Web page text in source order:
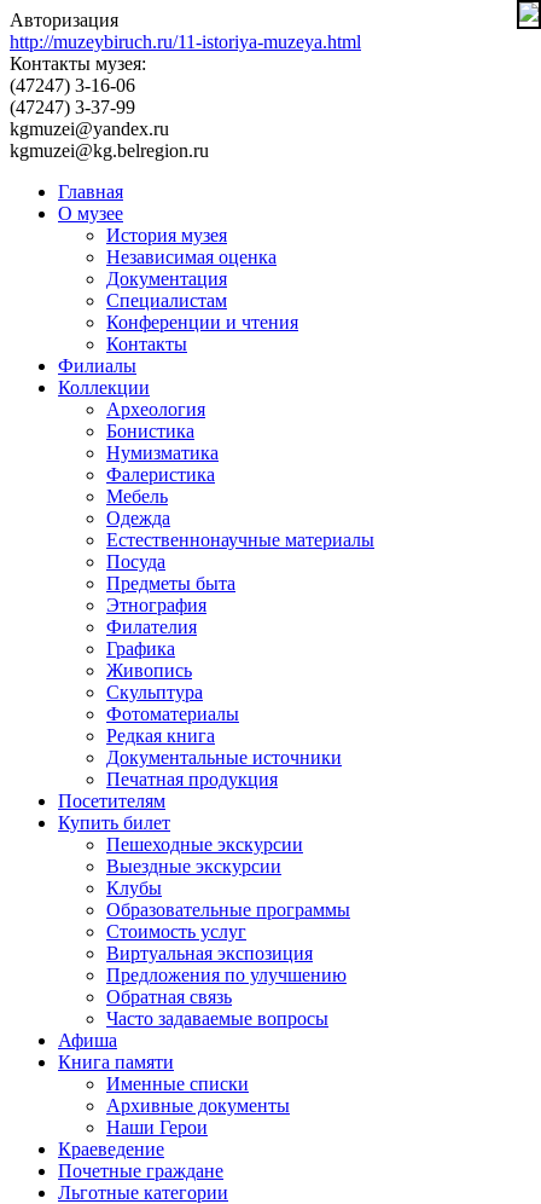
Авторизация
http://muzeybiruch.ru/11-istoriya-muzeya.html
Контакты музея:
(47247) 3-16-06
(47247) 3-37-99
kgmuzei@yandex.ru
kgmuzei@kg.belregion.ru
Главная
О музее
История музея
Независимая оценка
Документация
Специалистам
Конференции и чтения
Контакты
Филиалы
Коллекции
Археология
Бонистика
Нумизматика
Фалеристика
Мебель
Одежда
Естественнонаучные материалы
Посуда
Предметы быта
Этнография
Филателия
Графика
Живопись
Скульптура
Фотоматериалы
Редкая книга
Документальные источники
Печатная продукция
Посетителям
Купить билет
Пешеходные экскурсии
Выездные экскурсии
Клубы
Образовательные программы
Стоимость услуг
Виртуальная экспозиция
Предложения по улучшению
Обратная связь
Часто задаваемые вопросы
Афиша
Книга памяти
Именные списки
Архивные документы
Наши Герои
Краеведение
Почетные граждане
Льготные категории